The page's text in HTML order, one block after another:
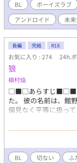
好きな桜の木を眺め
り、まるで初恋をし
カイルの知人である
る。ジノも反アンド
入してしまいアンド
なジノを見てカイル
ロイド紹介割引券を
いのに反対派でいる
む切る。そうして出
か懐かしさを感じた
中にさせるほど魅力
ドの名前をオンと名
めたカイルはとある
ロイド・オンにそっ
ドロイドにそっくり
もこの時驚いていた
違えて呼んだはずの
手であるイルから呼
BL ボーイズラブ
アンドロイド
未
長編 完結 R18
お気に入り : 274 24h.
狼
槇村焔
□■□あらすじ■□■ 僕
た。 彼の名前は、館
偏見なく平等に扱っ
んな彼は、僕の姉・
仁さんを振って、新
れて、自暴自棄にな
た。 このままでは駄
み…。 Bloveさんのお
BL 切ない ふ